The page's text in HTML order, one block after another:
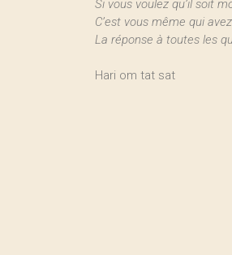
Si vous voulez qu’il soit
C’est vous même qui
La réponse à toutes les
Hari om tat sat